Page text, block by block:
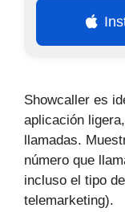
Showcaller es
aplicación
llamadas.
número que
incluso el tipo
telemarketing).